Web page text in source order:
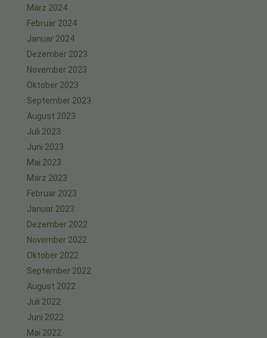
März 2024
Februar 2024
Januar 2024
Dezember 2023
November 2023
Oktober 2023
September 2023
August 2023
Juli 2023
Juni 2023
Mai 2023
März 2023
Februar 2023
Januar 2023
Dezember 2022
November 2022
Oktober 2022
September 2022
August 2022
Juli 2022
Juni 2022
Mai 2022